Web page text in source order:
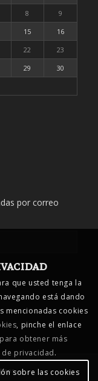
8
9
15
16
22
23
29
30
por correo
que usted tenga la
está dando
mencionadas cookies
, pinche el enlace
obtener más
privacidad.
sobre las cookies